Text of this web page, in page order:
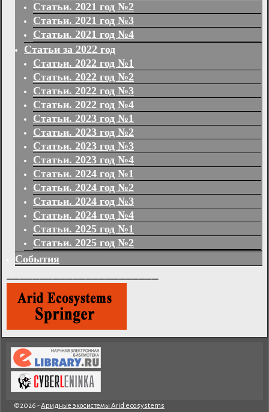
Статьи. 2021 год №2
Статьи. 2021 год №3
Статьи. 2021 год №4
Статьи за 2022 год
Статьи. 2022 год №1
Статьи. 2022 год №2
Статьи. 2022 год №3
Статьи. 2022 год №4
Статьи. 2023 год №1
Статьи. 2023 год №2
Статьи. 2023 год №3
Статьи. 2023 год №4
Статьи. 2024 год №1
Статьи. 2024 год №2
Статьи. 2024 год №3
Статьи. 2024 год №4
Статьи. 2025 год №1
Статьи. 2025 год №2
События
©2026 -Аридные экосистемы Arid ecosystems